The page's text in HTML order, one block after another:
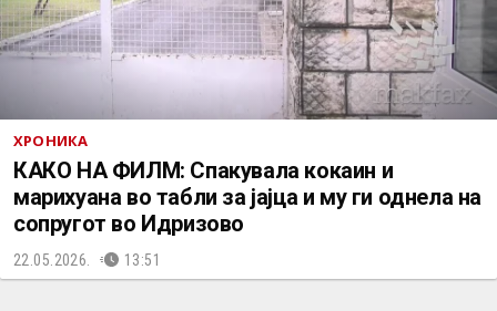
ХРОНИКА
КАКО НА ФИЛМ: Спакувала кокаин и
марихуана во табли за јајца и му ги однела на
сопругот во Идризово
22.05.2026. 13:51